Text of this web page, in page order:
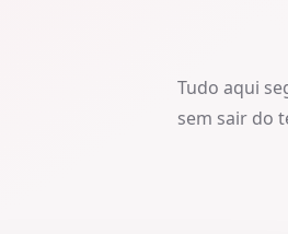
Tudo aqui
sem sair do